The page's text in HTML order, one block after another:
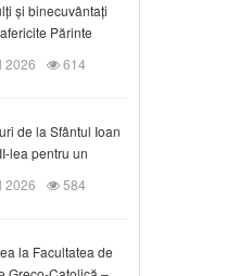
și binecuvântați
Părinte
2026 614
de la Sfântul Ioan
lea pentru un
2026 584
la Facultatea de